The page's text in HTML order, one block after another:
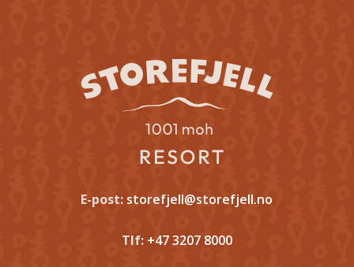
E-post: storefjell@storefjell.no
Tlf:+47 3207 8000